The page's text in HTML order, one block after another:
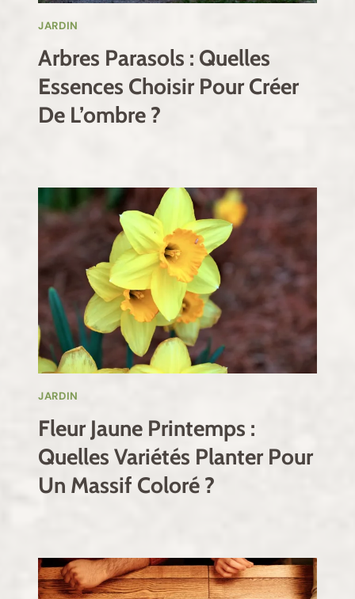
JARDIN
Arbres Parasols : Quelles
Essences Choisir Pour Créer
De L’ombre ?
JARDIN
Fleur Jaune Printemps :
Quelles Variétés Planter Pour
Un Massif Coloré ?